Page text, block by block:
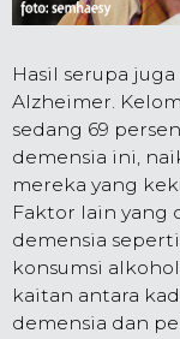
Hasil serupa
Alzheimer.
sedang 69
demensia ini,
mereka yang
Faktor lain yang
demensia
konsumsi
kaitan antara
demensia dan